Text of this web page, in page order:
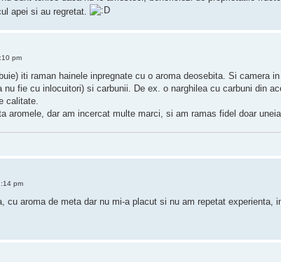
apei si au regretat.
pm
iti raman hainele inpregnate cu o aroma deosebita. Si camera
fie cu inlocuitori) si carbunii. De ex. o narghilea cu carbuni din
calitate.
aromele, dar am incercat multe marci, si am ramas fidel doar
pm
cu aroma de meta dar nu mi-a placut si nu am repetat experienta,